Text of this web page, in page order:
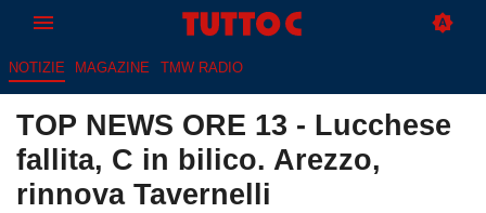
NOTIZIE MAGAZINE TMW RADIO
TOP NEWS ORE 13 - Lucchese
fallita, C in bilico. Arezzo,
rinnova Tavernelli